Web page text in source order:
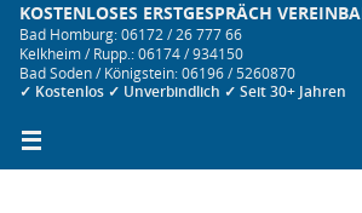
KOSTENLOSES ERSTGESPRÄCH
Bad Homburg: 06172 / 26 777 66
Kelkheim / Rupp.: 06174 / 934150
Bad Soden / Königstein: 06196 / 5260870
✓ Kostenlos ✓ Unverbindlich ✓ Seit 30+ Jahren